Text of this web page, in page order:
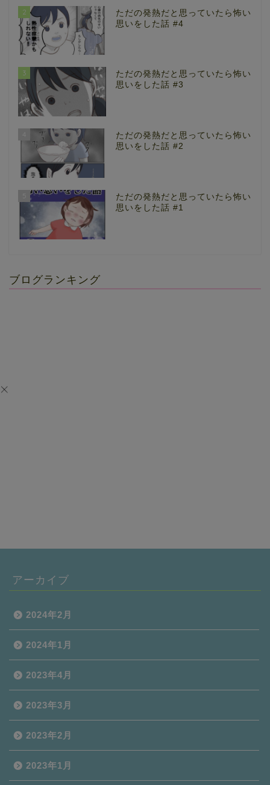
2
ただの発熱だと思っていたら怖い
思いをした話 #4
3
ただの発熱だと思っていたら怖い
思いをした話 #3
4
ただの発熱だと思っていたら怖い
思いをした話 #2
ただの発熱だと思っていたら怖い
思いをした話 #1
ブログランキング
アーカイブ
2024年2月
2024年1月
2023年4月
2023年3月
2023年2月
2023年1月